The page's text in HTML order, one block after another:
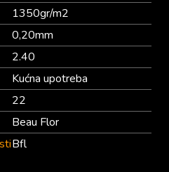
1350gr/m2
0,20mm
2.40
Kućna upotreba
22
Beau Flor
Bfl